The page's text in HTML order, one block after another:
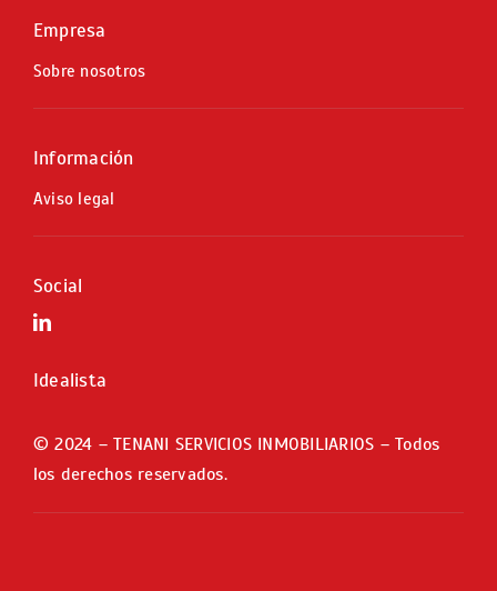
Empresa
Sobre nosotros
Información
Aviso legal
Social
Idealista
© 2024 – TENANI SERVICIOS INMOBILIARIOS – Todos
los derechos reservados.